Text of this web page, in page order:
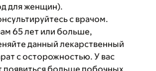
для женщин).
с врачом.
65 лет или больше,
данный лекарственный
с осторожностью. У вас
появиться больше побочных